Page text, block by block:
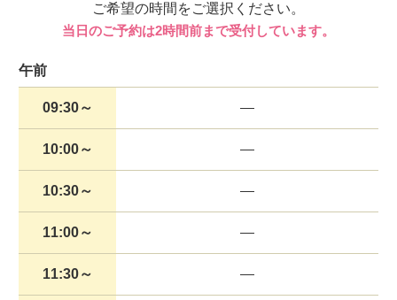
ご希望の時間をご選択ください。
当日のご予約は2時間前まで受付しています。
午前
09:30～
10:00～
10:30～
11:00～
11:30～